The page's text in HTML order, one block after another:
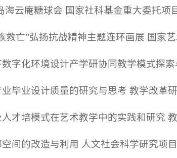
海云庵糖球会 国家社科基金重大委托项
救亡”弘扬抗战精神主题连环画展 国家
字化环境设计产学研协同教学模式探
毕业设计质量的研究与思考 教学改革
才培模式在艺术教学中的实践和研究
空间的改造与利用 人文社会科学研究项目